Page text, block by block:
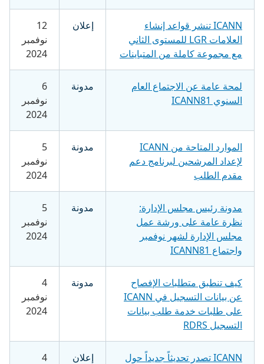
ICANN تنشر قواعد إنشاء
العلامات LGR للمستوى الثاني
مع مجموعة كاملة من المتباينات
إعلان
12
نوفمبر
2024
لمحة عامة عن الاجتماع العام
السنوي ICANN81
مدونة
نوفمبر
2024
الموارد المتاحة من ICANN
لإعداد المرشحين لبرنامج دعم
مقدم الطلب
مدونة
نوفمبر
2024
مدونة رئيس مجلس الإدارة:
نظرة عامة على ورشة عمل
مجلس الإدارة لشهر نوفمبر
واجتماع ICANN81
مدونة
نوفمبر
2024
كيف تنطبق متطلبات الإفصاح
عن بيانات التسجيل في ICANN
على طلبات خدمة طلب بيانات
التسجيل RDRS
مدونة
نوفمبر
2024
ICANN تصدر تحديثاً جديداً حول إعلان